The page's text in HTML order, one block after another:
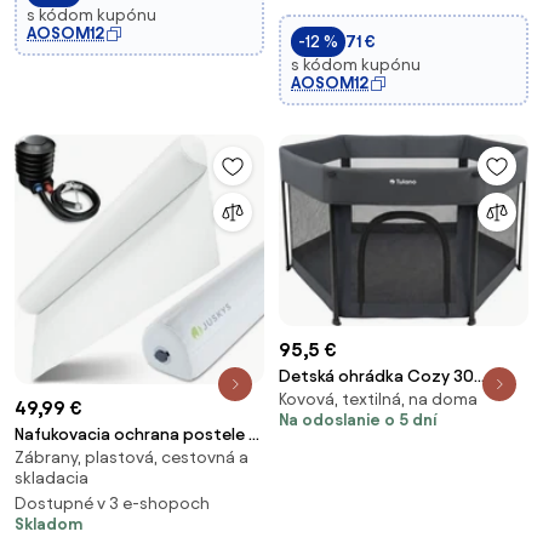
s kódom kupónu
AOSOM12
Rozťažná brána s
automatickým uzamykacím
systémom a dvojitým zamyka
-12 % 71 €
s kódom kupónu
AOSOM12
49,99 €
Nafukovacia ochrana postele s
látkovým poťahom, 180 cm
Zábrany, plastová, cestovná a
skladacia
Dostupné v 3 e-shopoch
Skladom
95,5 €
Detská ohrádka Cozy 30
grafitová
Kovová, textilná, na doma
Na odoslanie o 5 dní